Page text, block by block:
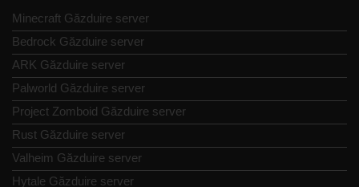
Minecraft Găzduire server
Bedrock Găzduire server
ARK Găzduire server
Palworld Găzduire server
Project Zomboid Găzduire server
Rust Găzduire server
Valheim Găzduire server
Hytale Găzduire server